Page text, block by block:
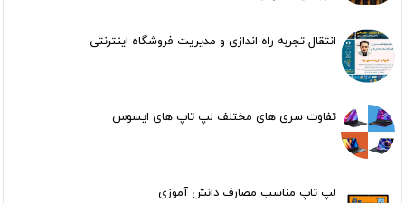
انتقال تجربه راه اندازی و مدیریت فروشگاه اینترنتی
تفاوت سری های مختلف لپ تاپ های ایسوس
لپ تاپ مناسب مصارف دانش آموزی